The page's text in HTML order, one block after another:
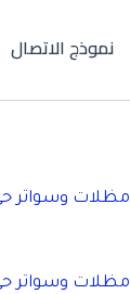
نموذج الاتصال
مظلات وسواتر
مظلات وسواتر